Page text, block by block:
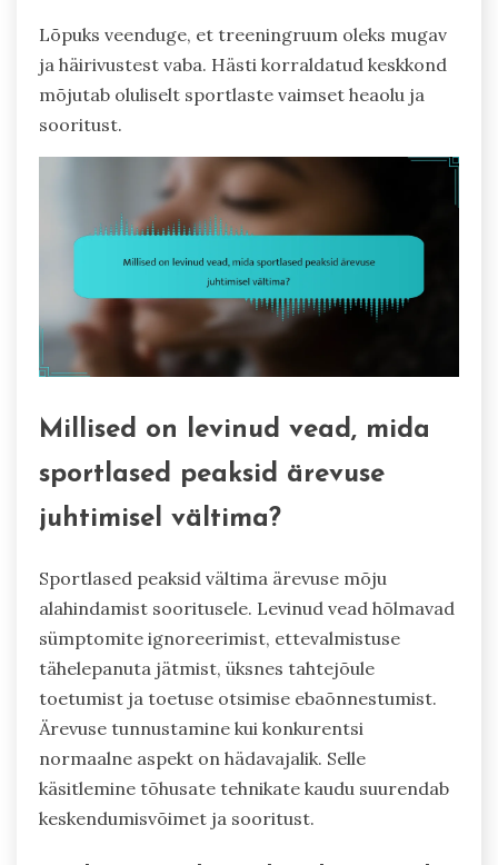
Lõpuks veenduge, et treeningruum oleks mugav
ja häirivustest vaba. Hästi korraldatud keskkond
mõjutab oluliselt sportlaste vaimset heaolu ja
sooritust.
Millised on levinud vead, mida
sportlased peaksid ärevuse
juhtimisel vältima?
Sportlased peaksid vältima ärevuse mõju
alahindamist sooritusele. Levinud vead hõlmavad
sümptomite ignoreerimist, ettevalmistuse
tähelepanuta jätmist, üksnes tahtejõule
toetumist ja toetuse otsimise ebaõnnestumist.
Ärevuse tunnustamine kui konkurentsi
normaalne aspekt on hädavajalik. Selle
käsitlemine tõhusate tehnikate kaudu suurendab
keskendumisvõimet ja sooritust.